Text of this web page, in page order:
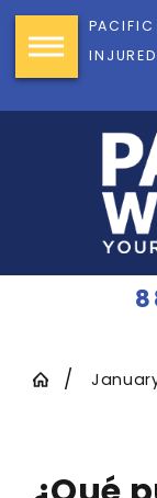
PACIFIC